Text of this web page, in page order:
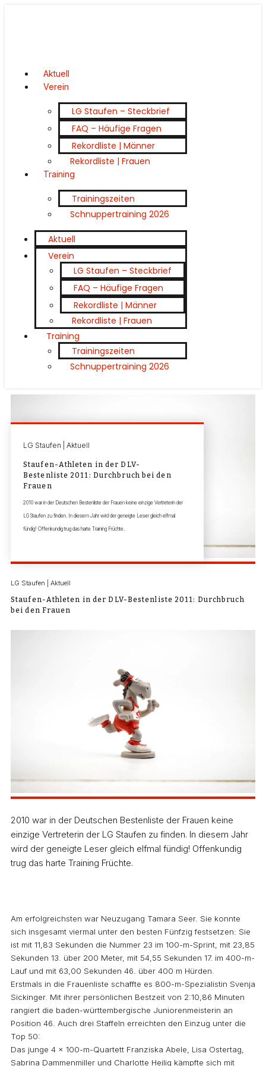
Aktuell
Verein
LG Staufen – Steckbrief
FAQ – Häufige Fragen
Rekordliste | Männer
Rekordliste | Frauen
Training
Trainingszeiten
Schnuppertraining 2026
Aktuell
Verein
LG Staufen – Steckbrief
FAQ – Häufige Fragen
Rekordliste | Männer
Rekordliste | Frauen
Training
Trainingszeiten
Schnuppertraining 2026
LG Staufen | Aktuell
Staufen-Athleten in der DLV-
Bestenliste 2011: Durchbruch bei den
Frauen
2010 war in der Deutschen Bestenliste der Frauen keine einzige Vertreterin der
LG Staufen zu finden. In diesem Jahr wird der geneigte Leser gleich elfmal
fündig! Offenkundig trug das harte Training Früchte.
LG Staufen | Aktuell
Staufen-Athleten in der DLV-Bestenliste 2011: Durchbruch
bei den Frauen
2010 war in der Deutschen Bestenliste der Frauen keine
einzige Vertreterin der LG Staufen zu finden. In diesem Jahr
wird der geneigte Leser gleich elfmal fündig! Offenkundig
trug das harte Training Früchte.
Am erfolgreichsten war Neuzugang Tamara Seer. Sie konnte
sich insgesamt viermal unter den besten Fünfzig festsetzen: Sie
ist mit 11,83 Sekunden die Nummer 23 im 100-m-Sprint, mit 23,85
Sekunden 13. über 200 Meter, mit 54,55 Sekunden 17. im 400-m-
Lauf und mit 63,00 Sekunden 46. über 400 m Hürden.
Erstmals in die Frauenliste schaffte es 800-m-Spezialistin Svenja
Sickinger. Mit ihrer persönlichen Bestzeit von 2:10,86 Minuten
rangiert die baden-württembergische Juniorenmeisterin an
Position 46. Auch drei Staffeln erreichten den Einzug unter die
Top 50:
Das junge 4 x 100-m-Quartett Franziska Abele, Lisa Ostertag,
Sabrina Dammenmiller und Charlotte Heilig kämpfte sich mit